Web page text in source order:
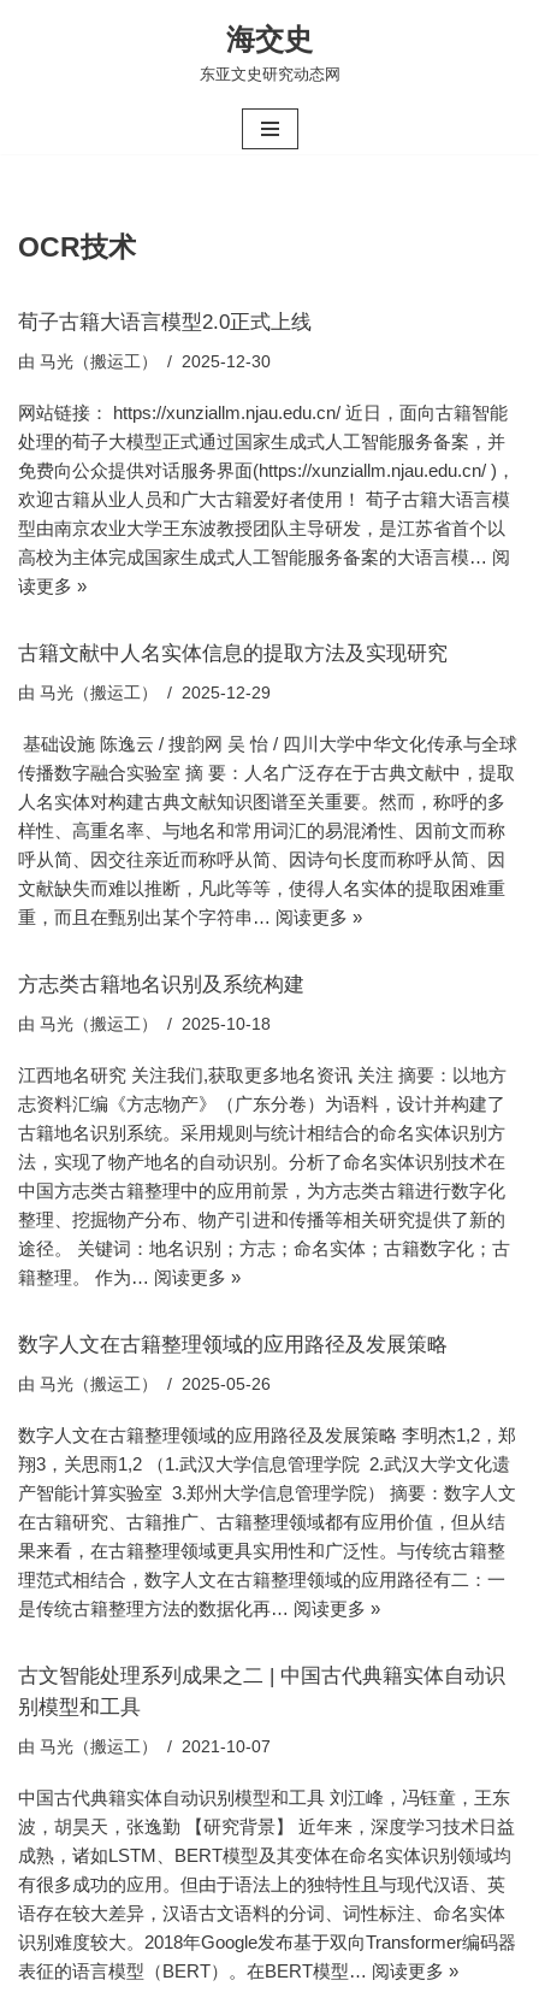
海交史
东亚文史研究动态网
OCR技术
荀子古籍大语言模型2.0正式上线
由 马光（搬运工） 2025-12-30
网站链接： https://xunziallm.njau.edu.cn/ 近日，面向古籍智能
处理的荀子大模型正式通过国家生成式人工智能服务备案，并
免费向公众提供对话服务界面(https://xunziallm.njau.edu.cn/ )，
欢迎古籍从业人员和广大古籍爱好者使用！ 荀子古籍大语言模
型由南京农业大学王东波教授团队主导研发，是江苏省首个以
高校为主体完成国家生成式人工智能服务备案的大语言模… 阅
读更多 »
古籍文献中人名实体信息的提取方法及实现研究
由 马光（搬运工） 2025-12-29
基础设施 陈逸云 / 搜韵网 吴 怡 / 四川大学中华文化传承与全球
传播数字融合实验室 摘 要：人名广泛存在于古典文献中，提取
人名实体对构建古典文献知识图谱至关重要。然而，称呼的多
样性、高重名率、与地名和常用词汇的易混淆性、因前文而称
呼从简、因交往亲近而称呼从简、因诗句长度而称呼从简、因
文献缺失而难以推断，凡此等等，使得人名实体的提取困难重
重，而且在甄别出某个字符串… 阅读更多 »
方志类古籍地名识别及系统构建
由 马光（搬运工） 2025-10-18
江西地名研究 关注我们,获取更多地名资讯 关注 摘要：以地方
志资料汇编《方志物产》（广东分卷）为语料，设计并构建了
古籍地名识别系统。采用规则与统计相结合的命名实体识别方
法，实现了物产地名的自动识别。分析了命名实体识别技术在
中国方志类古籍整理中的应用前景，为方志类古籍进行数字化
整理、挖掘物产分布、物产引进和传播等相关研究提供了新的
途径。 关键词：地名识别；方志；命名实体；古籍数字化；古
籍整理。 作为… 阅读更多 »
数字人文在古籍整理领域的应用路径及发展策略
由 马光（搬运工） 2025-05-26
数字人文在古籍整理领域的应用路径及发展策略 李明杰1,2，郑
翔3，关思雨1,2 （1.武汉大学信息管理学院 2.武汉大学文化遗
产智能计算实验室 3.郑州大学信息管理学院） 摘要：数字人文
在古籍研究、古籍推广、古籍整理领域都有应用价值，但从结
果来看，在古籍整理领域更具实用性和广泛性。与传统古籍整
理范式相结合，数字人文在古籍整理领域的应用路径有二：一
是传统古籍整理方法的数据化再… 阅读更多 »
古文智能处理系列成果之二 | 中国古代典籍实体自动识
别模型和工具
由 马光（搬运工） 2021-10-07
中国古代典籍实体自动识别模型和工具 刘江峰，冯钰童，王东
波，胡昊天，张逸勤 【研究背景】 近年来，深度学习技术日益
成熟，诸如LSTM、BERT模型及其变体在命名实体识别领域均
有很多成功的应用。但由于语法上的独特性且与现代汉语、英
语存在较大差异，汉语古文语料的分词、词性标注、命名实体
识别难度较大。2018年Google发布基于双向Transformer编码器
表征的语言模型（BERT）。在BERT模型… 阅读更多 »